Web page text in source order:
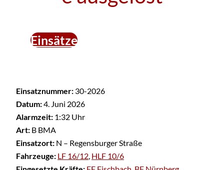
Einsätze
Einsatznummer: 30-2026
Datum:4. Juni 2026
Alarmzeit: 1:32 Uhr
Art: B BMA
Einsatzort: N – Regensburger Straße
Fahrzeuge: LF 16/12 HLF 10/6